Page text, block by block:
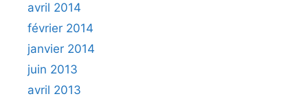
avril 2014
février 2014
janvier 2014
juin 2013
avril 2013